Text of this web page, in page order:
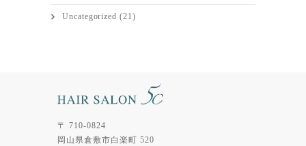
Uncategorized (21)
〒 710-0824
岡山県倉敷市白楽町 520